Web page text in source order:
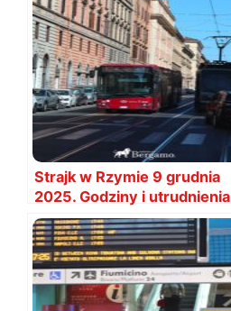
Strajk w Rzymie 9 grudnia
2025. Godziny i utrudnienia